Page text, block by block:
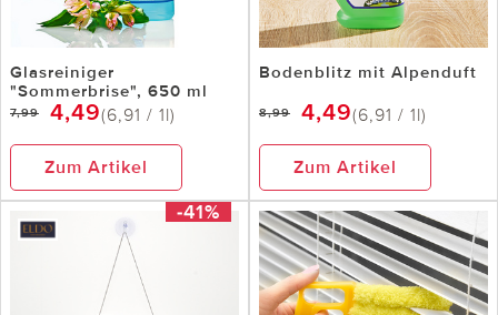
Glasreiniger
"Sommerbrise", 650 ml
7,99 4,49(6,91 / 1l)
Zum Artikel
Bodenblitz mit Alpenduft
8,99 4,49(6,91 / 1l)
Zum Artikel
-41%